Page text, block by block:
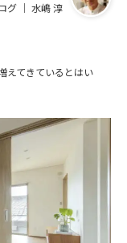
グ ｜ 水嶋 淳
えてきているとはい